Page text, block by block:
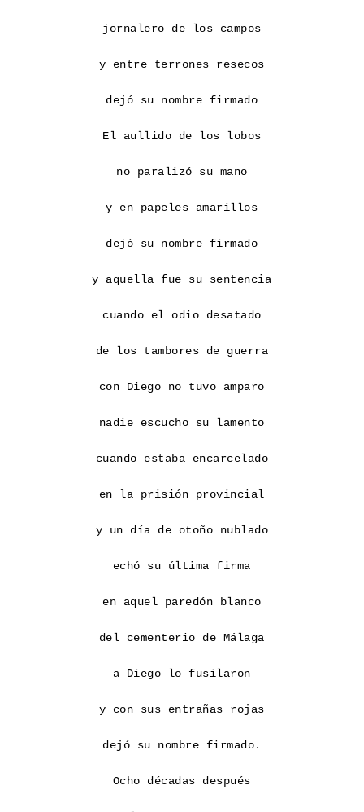
jornalero de los campos
y entre terrones resecos
dejó su nombre firmado
El aullido de los lobos
no paralizó su mano
y en papeles amarillos
dejó su nombre firmado
y aquella fue su sentencia
cuando el odio desatado
de los tambores de guerra
con Diego no tuvo amparo
nadie escucho su lamento
cuando estaba encarcelado
en la prisión provincial
y un día de otoño nublado
echó su última firma
en aquel paredón blanco
del cementerio de Málaga
a Diego lo fusilaron
y con sus entrañas rojas
dejó su nombre firmado.
Ocho décadas después